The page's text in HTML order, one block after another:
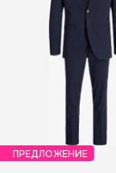
ПРЕДЛОЖЕНИЕ